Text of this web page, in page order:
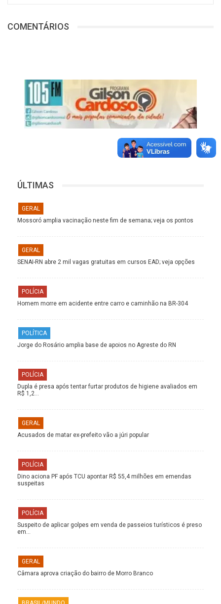
COMENTÁRIOS
ÚLTIMAS
GERAL
Mossoró amplia vacinação neste fim de semana; veja os pontos
GERAL
SENAI-RN abre 2 mil vagas gratuitas em cursos EAD; veja opções
POLÍCIA
Homem morre em acidente entre carro e caminhão na BR-304
POLÍTICA
Jorge do Rosário amplia base de apoios no Agreste do RN
POLÍCIA
Dupla é presa após tentar furtar produtos de higiene avaliados em
R$ 1,2…
GERAL
Acusados de matar ex-prefeito vão a júri popular
POLÍCIA
Dino aciona PF após TCU apontar R$ 55,4 milhões em emendas
suspeitas
POLÍCIA
Suspeito de aplicar golpes em venda de passeios turísticos é preso
em…
GERAL
Câmara aprova criação do bairro de Morro Branco